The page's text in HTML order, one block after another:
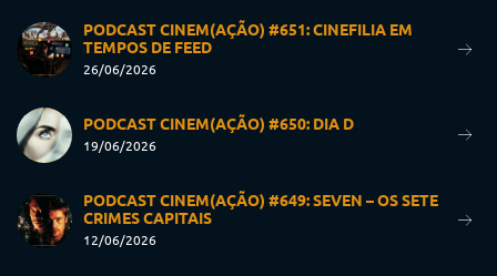
PODCAST CINEM(AÇÃO) #651: CINEFILIA EM
TEMPOS DE FEED
26/06/2026
PODCAST CINEM(AÇÃO) #650: DIA D
19/06/2026
PODCAST CINEM(AÇÃO) #649: SEVEN – OS SETE
CRIMES CAPITAIS
12/06/2026